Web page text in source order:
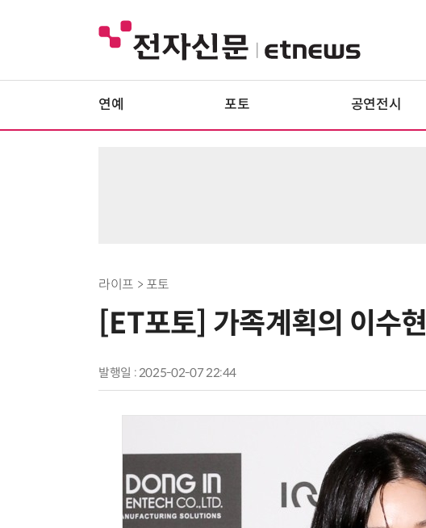
연예 포토 공연전시
라이프 > 포토
[ET포토] 가족계획의 이수현
발행일 : 2025-02-07 22:44